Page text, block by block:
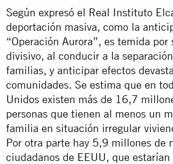
Según expresó el Real Instituto
deportación masiva, como la
“Operación Aurora”, es temida por
divisivo, al conducir a la
familias, y anticipar efectos
comunidades. Se estima que en
Unidos existen más de 16,7
personas que tienen al menos un
familia en situación irregular
Por otra parte hay 5,9 millones de
ciudadanos de EEUU, que estarían